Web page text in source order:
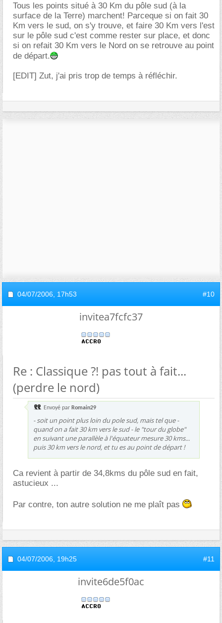
Tous les points situé à 30 Km du pôle sud (à la
surface de la Terre) marchent! Parceque si on fait 30
Km vers le sud, on s'y trouve, et faire 30 Km vers l'est
sur le pôle sud c'est comme rester sur place, et donc
si on refait 30 Km vers le Nord on se retrouve au point
de départ.
[EDIT] Zut, j'ai pris trop de temps à réfléchir.
04/07/2006, 17h53 #10
invitea7fcfc37
Re : Classique ?! pas tout à fait...
(perdre le nord)
Envoyé par Romain29
- soit un point plus loin du pole sud, mais tel que -
quand on a fait 30 km vers le sud - le "tour du globe"
en suivant une parallèle à l'équateur mesure 30 kms...
puis 30 km vers le nord, et tu es au point de départ !
Ca revient à partir de 34,8kms du pôle sud en fait,
astucieux ...
Par contre, ton autre solution ne me plaît pas
04/07/2006, 19h25 #11
invite6de5f0ac